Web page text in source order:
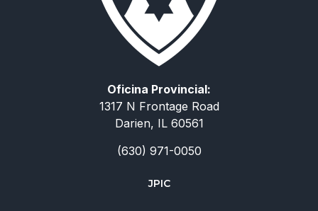
Oficina Provincial:
1317 N Frontage Road
Darien, IL 60561
(630) 971-0050
JPIC